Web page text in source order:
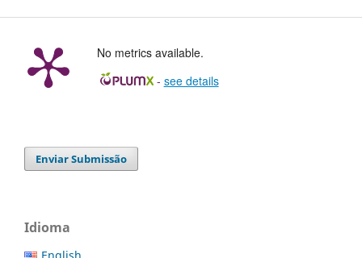
No metrics available.
- see details
Enviar Submissão
Idioma